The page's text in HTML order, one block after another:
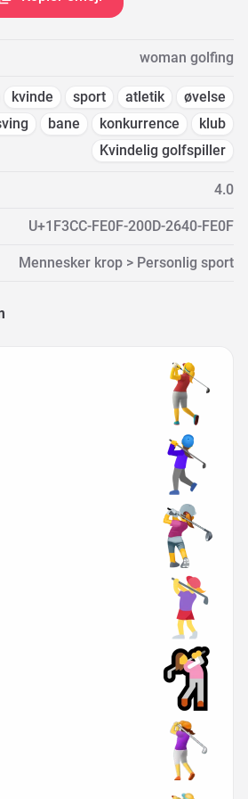
woman golfing
kvinde sport atletik
øvelse
bane konkurrence
klub
Kvindelig golfspiller
4.0
U+1F3CC-FE0F-200D-2640-FE0F
Mennesker krop > Personlig sport